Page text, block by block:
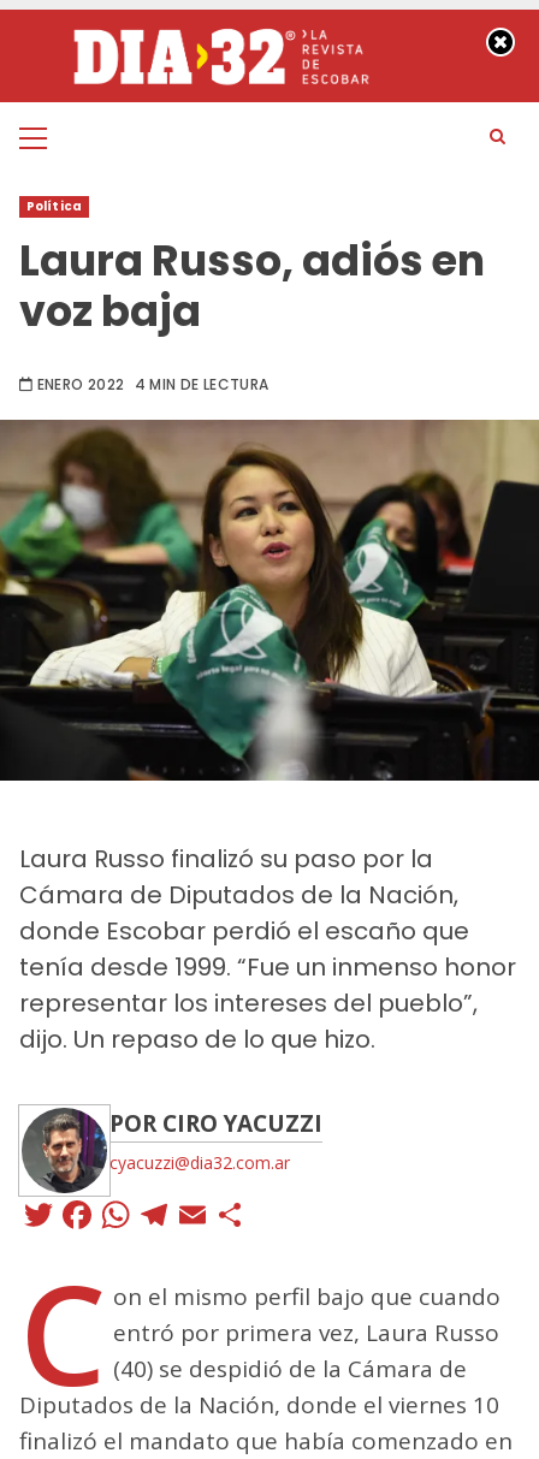
contenido
Menú
Política
Laura Russo, adiós en
voz baja
ENERO 2022 4 MIN DE LECTURA
Laura Russo finalizó su paso por la
Cámara de Diputados de la Nación,
donde Escobar perdió el escaño que
tenía desde 1999. “Fue un inmenso honor
representar los intereses del pueblo”,
dijo. Un repaso de lo que hizo.
POR CIRO YACUZZI
cyacuzzi@dia32.com.ar
Twitter
Facebook
WhatsApp
Telegram
Email
C on el mismo perfil bajo que cuando
entró por primera vez, Laura Russo
(40) se despidió de la Cámara de
Diputados de la Nación, donde el viernes 10
finalizó el mandato que había comenzado en